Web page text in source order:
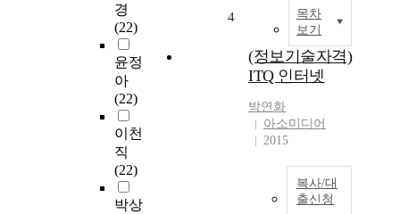
경
(22)
윤정
아
(22)
이천
직
(22)
박상
목차
보기
4
(정보기술자격)
ITQ 인터넷
박연화
아소미디어
2015
복사/대
출신청